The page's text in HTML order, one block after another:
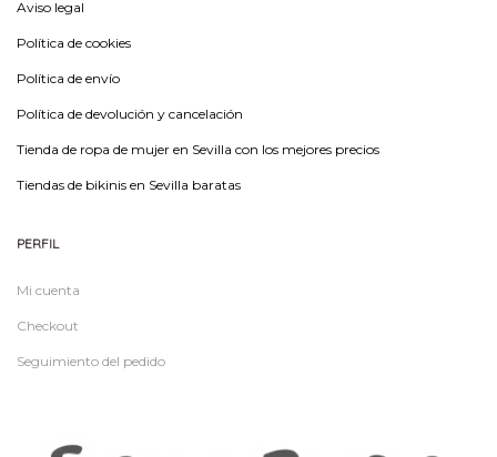
Aviso legal
Política de cookies
Política de envío
Política de devolución y cancelación
Tienda de ropa de mujer en Sevilla con los mejores precios
Tiendas de bikinis en Sevilla baratas
PERFIL
Mi cuenta
Checkout
Seguimiento del pedido